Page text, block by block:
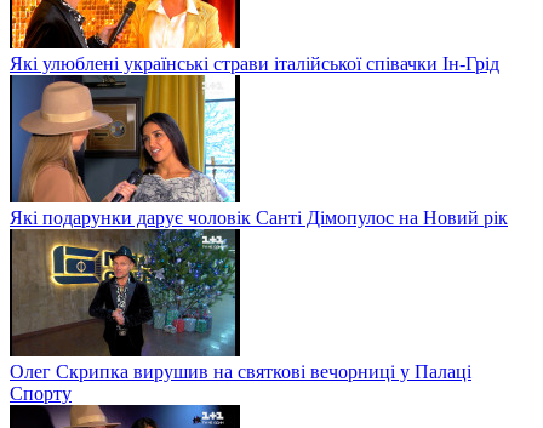
Які улюблені українські страви італійської співачки Ін-Грід
Які подарунки дарує чоловік Санті Дімопулос на Новий рік
Олег Скрипка вирушив на святкові вечорниці у Палаці
Спорту